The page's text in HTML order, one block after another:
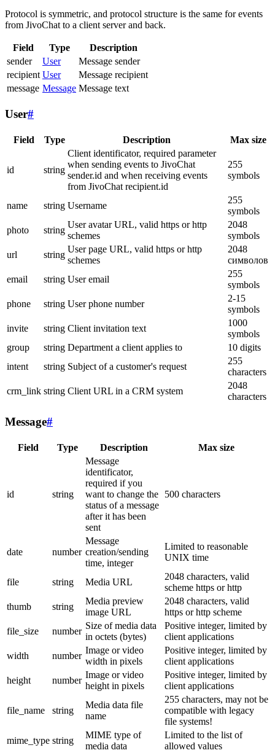
Protocol is symmetric, and protocol structure is the same for events
from JivoChat to a client server and back.
Field Type
Description
sender
User
Message sender
recipient User
Message recipient
message Message Message text
User#
Field Type Description Max size
id string
Client identificator, required parameter
when sending events to JivoChat
sender.id and when receiving events
from JivoChat recipient.id
255
symbols
name string Username
255
symbols
photo
string
User avatar URL, valid https or http
schemes
2048
symbols
url
string
User page URL, valid https or http
schemes
2048
символов
email
string User email
255
symbols
phone
string User phone number
2-15
symbols
invite
string Client invitation text
1000
symbols
group
string Department a client applies to
10 digits
intent
string Subject of a customer's request
255
characters
crm_link string Client URL in a CRM system
2048
characters
Message#
Field Type Description Max size
id string
Message
identificator,
required if you
want to change the
status of a message
after it has been
sent
500 characters
date number
Message
creation/sending
time, integer
Limited to reasonable
UNIX time
file string Media URL
2048 characters, valid
scheme https or http
thumb
string
Media preview
image URL
2048 characters, valid
https or http scheme
file_size
number
Size of media data
in octets (bytes)
Positive integer, limited by
client applications
width
number
Image or video
width in pixels
Positive integer, limited by
client applications
height
number
Image or video
height in pixels
Positive integer, limited by
client applications
file_name string
Media data file
name
255 characters, may not be
compatible with legacy
file systems!
mime_type string
MIME type of
media data
Limited to the list of
allowed values